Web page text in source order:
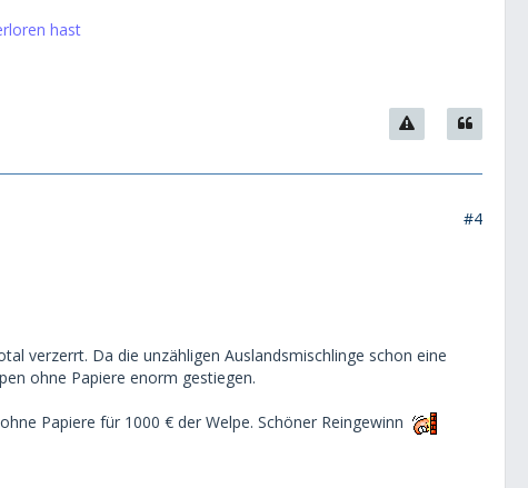
hast
#4
verzerrt. Da die unzähligen Auslandsmischlinge schon eine
ohne Papiere enorm gestiegen.
Papiere für 1000 € der Welpe. Schöner Reingewinn